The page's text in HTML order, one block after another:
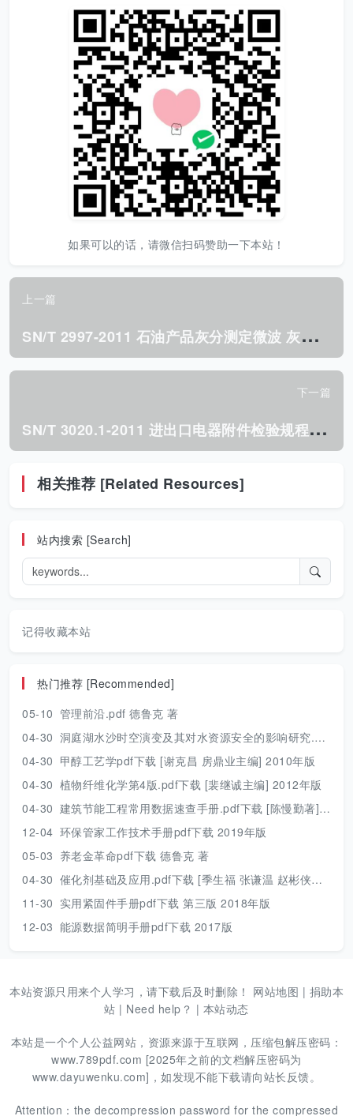
如果可以的话，请微信扫码赞助一下本站！
上一篇
S
N/T 2997-2011 石油产品灰分测定微波 灰化法.pdf
下一篇
S
N/T 3020.1-2011 进出口电器附件检验规程 第1部分:通用要求.pdf
相关推荐 [Related Resources]
站内搜索 [Search]
记得收藏本站
热门推荐 [Recommended]
05-10 管理前沿.pdf 德鲁克 著
04-30 洞庭湖水沙时空演变及其对水资源安全的影响研究.pdf 胡光伟 著 2017年版
04-30 甲醇工艺学pdf下载 [谢克昌 房鼎业主编] 2010年版
04-30 植物纤维化学第4版.pdf下载 [裴继诚主编] 2012年版
04-30 建筑节能工程常用数据速查手册.pdf下载 [陈慢勤著] 2010年版
12-04 环保管家工作技术手册pdf下载 2019年版
05-03 养老金革命pdf下载 德鲁克 著
04-30 催化剂基础及应用.pdf下载 [季生福 张谦温 赵彬侠编] 2011年版
11-30 实用紧固件手册pdf下载 第三版 2018年版
12-03 能源数据简明手册pdf下载 2017版
本站资源只用来个人学习，请下载后及时删除！ 网站地图 | 捐助本
站 | Need help？ | 本站动态
本站是一个个人公益网站，资源来源于互联网，压缩包解压密码：
www.789pdf.com [2025年之前的文档解压密码为
www.dayuwenku.com]，如发现不能下载请向站长反馈。
Attention：the decompression password for the compressed